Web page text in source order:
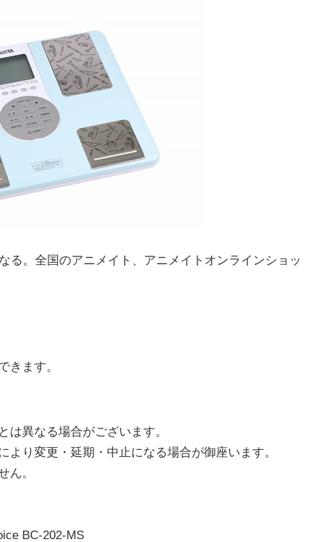
。全国のアニメイト、アニメイトオンラインショッ
きます。
異なる場合がございます。
り変更・延期・中止になる場合が御座います。
ん。
BC-202-MS